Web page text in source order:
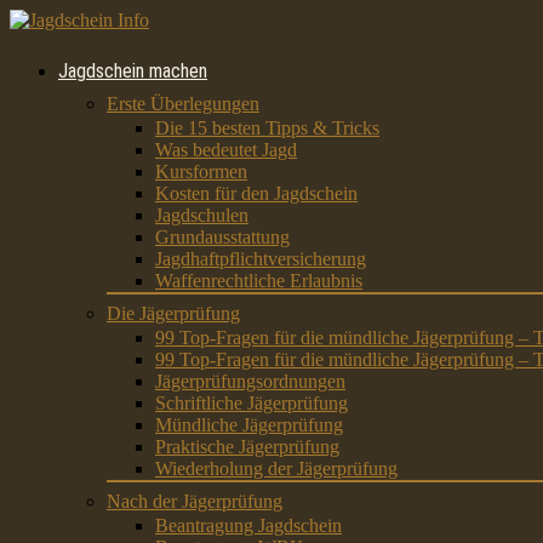
Jagdschein machen
Erste Überlegungen
Die 15 besten Tipps & Tricks
Was bedeutet Jagd
Kursformen
Kosten für den Jagdschein
Jagdschulen
Grundausstattung
Jagdhaftpflichtversicherung
Waffenrechtliche Erlaubnis
Die Jägerprüfung
99 Top-Fragen für die mündliche Jägerprüfung –
99 Top-Fragen für die mündliche Jägerprüfung –
Jägerprüfungsordnungen
Schriftliche Jägerprüfung
Mündliche Jägerprüfung
Praktische Jägerprüfung
Wiederholung der Jägerprüfung
Nach der Jägerprüfung
Beantragung Jagdschein